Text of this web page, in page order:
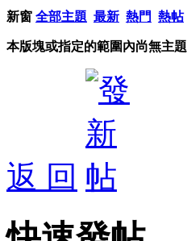
新窗 全部主題 最新 熱門 熱帖
本版塊或指定的範圍內尚無主題
返 回